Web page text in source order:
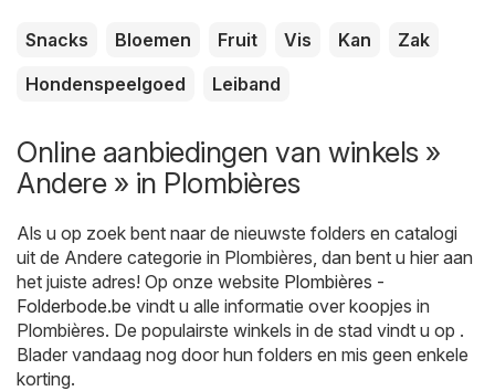
Snacks Bloemen Fruit Vis Kan
Zak
Hondenspeelgoed
Leiband
Online aanbiedingen van winkels »
Andere » in Plombières
Als u op zoek bent naar de nieuwste folders en catalogi
uit de Andere categorie in Plombières, dan bent u hier aan
het juiste adres! Op onze website Plombières -
Folderbode.be vindt u alle informatie over koopjes in
Plombières. De populairste winkels in de stad vindt u op .
Blader vandaag nog door hun folders en mis geen enkele
korting.